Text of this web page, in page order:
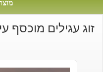
זוג עגילים מוכסף